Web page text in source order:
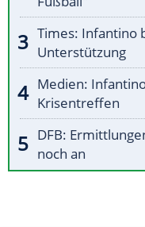
Times: Infantino
Unterstützung
Medien:
Krisentreffen
DFB:
noch an